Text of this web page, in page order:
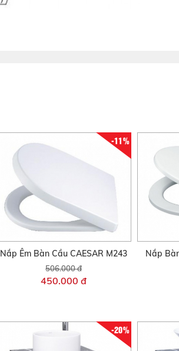
-11%
Nắp Êm Bàn Cầu CAESAR M243
506.000 đ
450.000 đ
Nắp
-20%